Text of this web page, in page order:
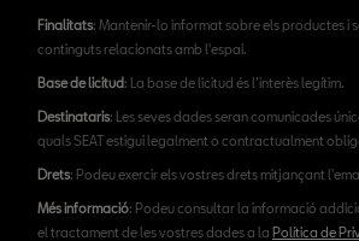
Finalitats: Mantenir-lo informat sobre els productes i
continguts relacionats amb l'espai.
Base de licitud: La base de licitud és l’interès legítim.
Destinataris: Les seves dades seran comunicades
quals SEAT estigui legalment o contractualment
Drets: Podeu exercir els vostres drets mitjançant
Més informació: Podeu consultar la informació
el tractament de les vostres dades a la Política de